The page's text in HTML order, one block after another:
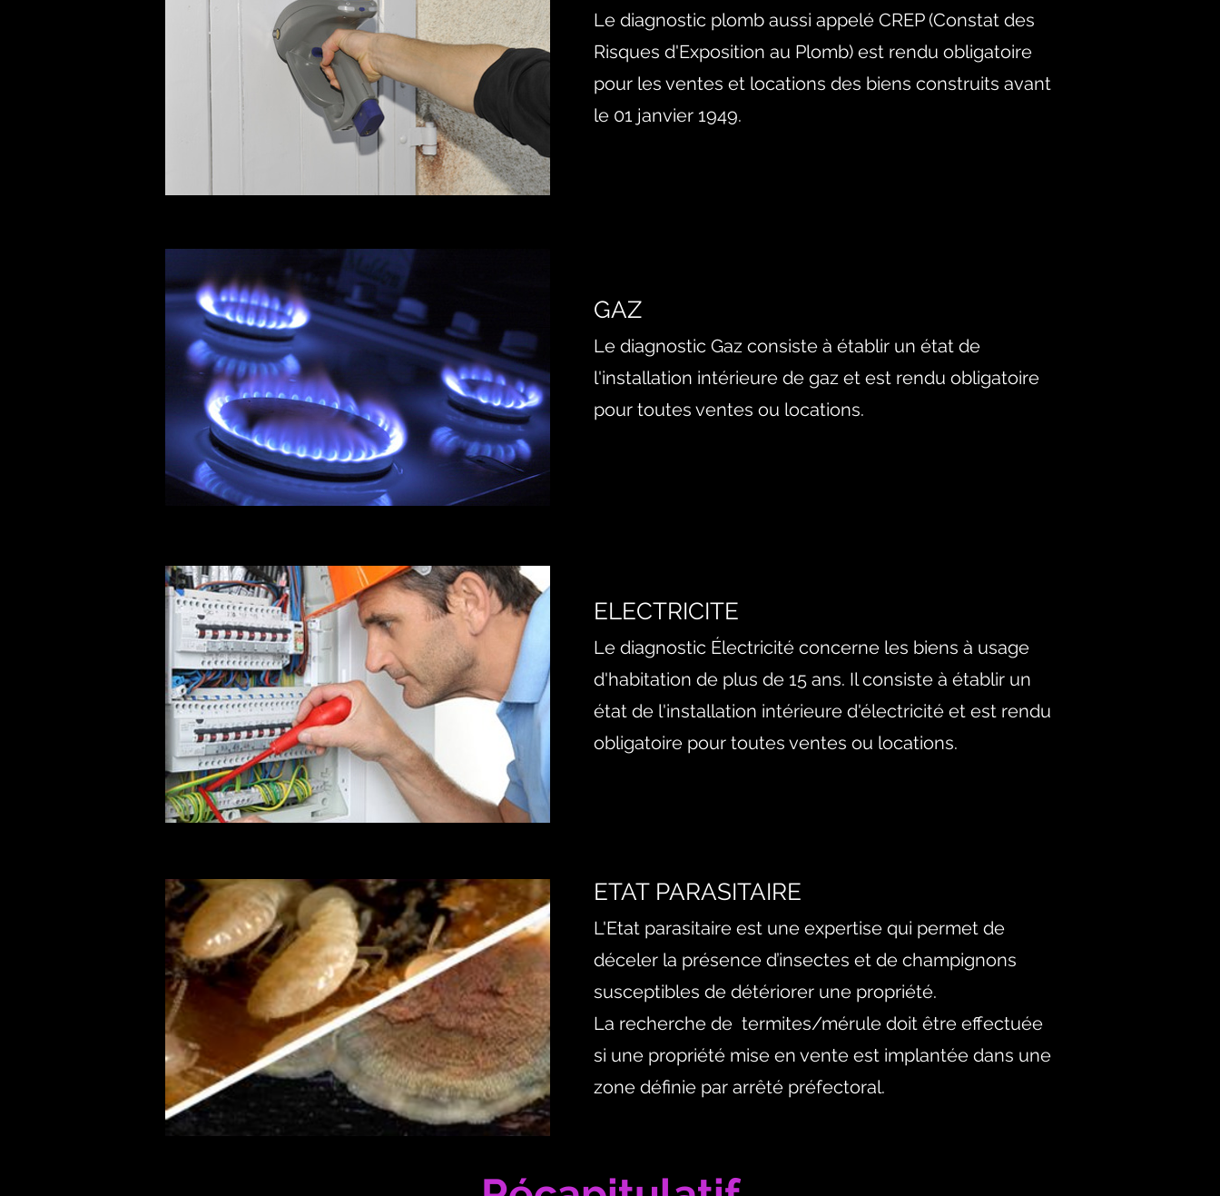
Le diagnostic plomb aussi appelé CREP (Constat des
Risques d'Exposition au Plomb) est rendu obligatoire
pour les ventes et locations des biens construits avant
le 01 janvier 1949.
GAZ
Le diagnostic Gaz consiste à établir un état de
l'installation intérieure de gaz et est rendu obligatoire
pour toutes ventes ou locations.
ELECTRICITE
Le diagnostic Électricité concerne les biens à usage
d'habitation de plus de 15 ans. Il consiste à établir un
état de l'installation intérieure d'électricité et est rendu
obligatoire pour toutes ventes ou locations.
ETAT PARASITAIRE
L'Etat parasitaire est une expertise qui permet de
déceler la présence d’insectes et de champignons
susceptibles de détériorer une propriété.
La recherche de termites/mérule doit être effectuée
si une propriété mise en vente est implantée dans une
zone définie par arrêté préfectoral.